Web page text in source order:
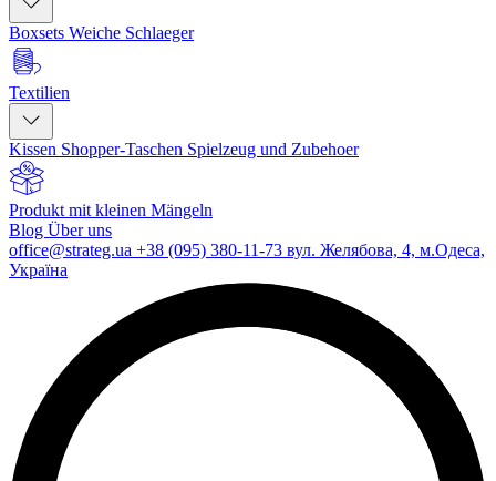
Boxsets Weiche Schlaeger
Textilien
Kissen Shopper-Taschen Spielzeug und Zubehoer
Produkt mit kleinen Mängeln
Blog Über uns
office@strateg.ua +38 (095) 380-11-73 вул. Желябова, 4, м.Одеса,
Україна